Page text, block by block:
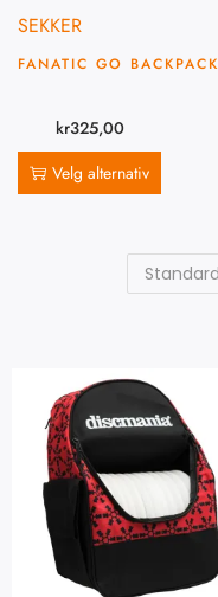
SEKKER
FANATIC GO BACKPACK
kr325,00
Velg alternativ